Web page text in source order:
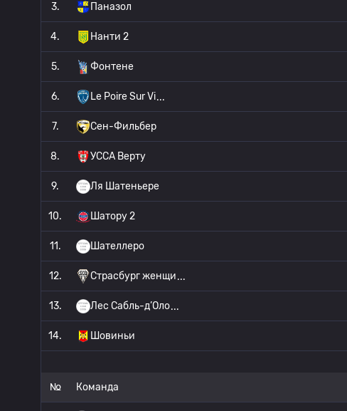
3. Паназол
4. Нанти 2
5. Фонтене
6. Le Poire Sur Vi
7. Сен-Фильбер
8. УССА Верту
9. Ля Шатеньере
10. Шатору 2
11. Шателлеро
12. Страсбург женщи
13. Лес Сабль-д’Оло
14. Шовиньи
№ Команда